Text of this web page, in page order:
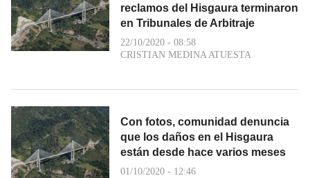
reclamos del Hisgaura terminaron
en Tribunales de Arbitraje
22/10/2020 - 08:58
CRISTIAN MEDINA ATUESTA
Con fotos, comunidad denuncia
que los daños en el Hisgaura
están desde hace varios meses
01/10/2020 - 12:46